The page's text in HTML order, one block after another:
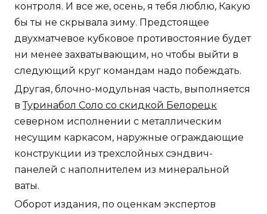
контроля. И все же, осень, я тебя люблю, Какую
бы ты не скрывала зиму. Предстоящее
двухматчевое кубковое противостояние будет
ни менее захватывающим, но чтобы выйти в
следующий круг командам надо побеждать.
Другая, блочно-модульная часть, выполняется
вТуринабол Соло со скидкой Белорецк
северном исполнении с металлическим
несущим каркасом, наружные ограждающие
конструкции из трехслойных сэндвич-
панелей с наполнителем из минеральной
ваты.
Оборот издания, по оценкам экспертов